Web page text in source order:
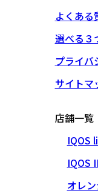
よくある
選べる３
プライバ
サイトマ
店舗一覧
IQOS
IQOS
オレ